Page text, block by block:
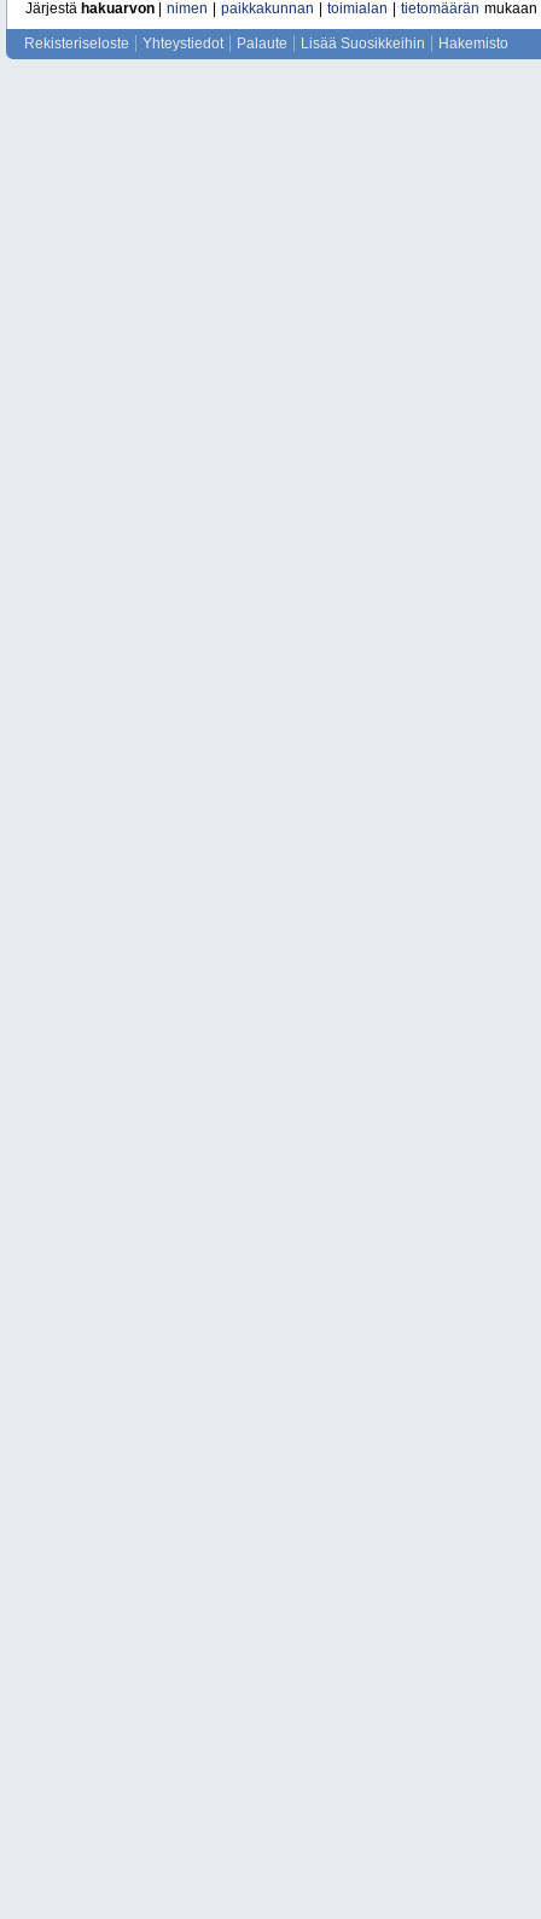
Järjestä hakuarvon nimen paikkakunnan toimialan tietomäärän mukaan
Rekisteriseloste Yhteystiedot Palaute Lisää Suosikkeihin Hakemisto